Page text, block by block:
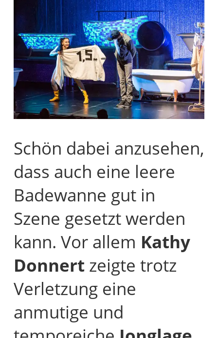
Schön dabei anzusehen,
dass auch eine leere
Badewanne gut in
Szene gesetzt werden
kann. Vor allem Kathy
Donnert zeigte trotz
Verletzung eine
anmutige und